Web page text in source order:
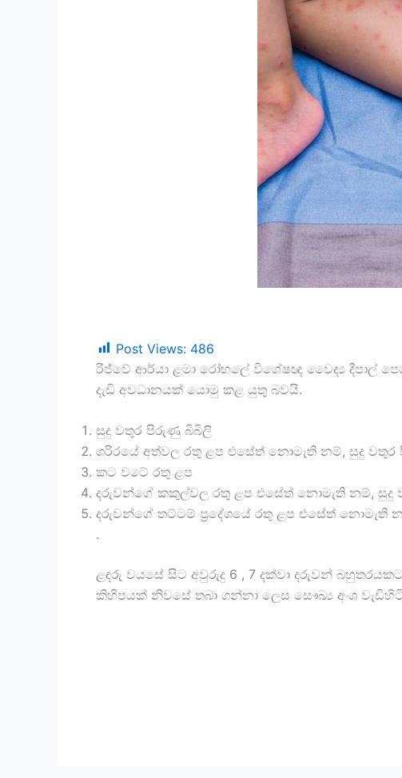
Post Views: 486
රිජ්වේ ආර්යා ළමා රෝහලේ විශේෂඥ වෛද්‍ය දීපාල්
දැඩි අවධානයක් යොමු කළ යුතු බවයි.
සුදු වතුර පිරුණු බිබිලි
ශරිරයේ අත්වල රතු ළප එසේත් නොමැති නම්, සුදු
කට වටේ රතු ළප
දරුවන්ගේ කකුල්වල රතු ළප එසේත් නොමැති නම්, සුදු
දරුවන්ගේ තට්ටම් ප්‍රදේශයේ රතු ළප එසේත් නොමැති
.
ළඳරු වයසේ සිට අවුරුදු 6 , 7 දක්වා දරුවන්
කිහිපයක් නිවසේ තබා ගන්නා ලෙස සෞඛ්‍ය අංශ